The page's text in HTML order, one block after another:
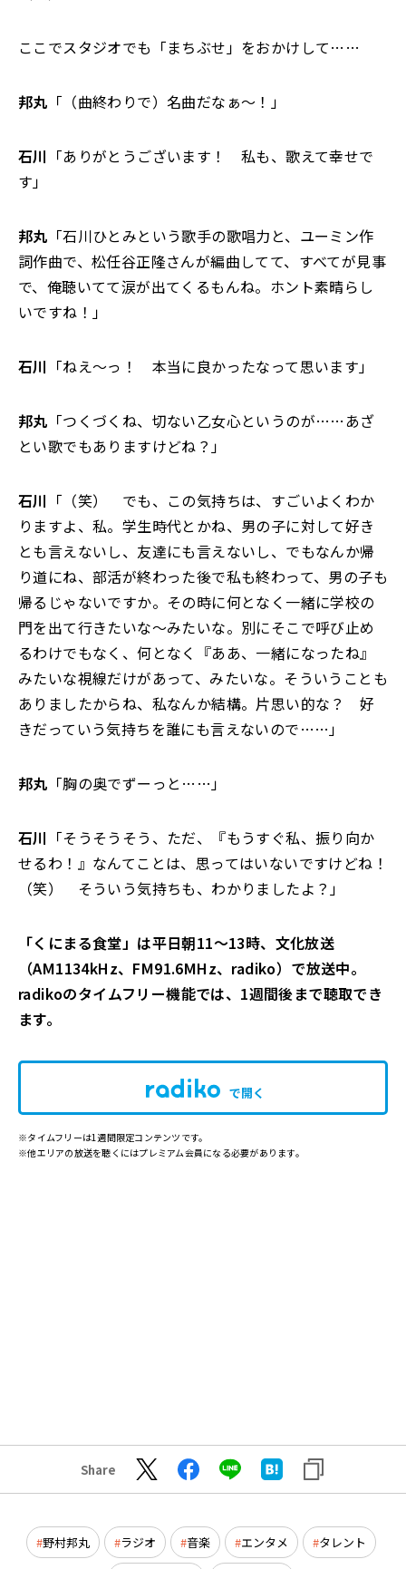
ここでスタジオでも「まちぶせ」をおかけして……
邦丸 「（曲終わりで）名曲だなぁ～！」
石川 「ありがとうございます！ 私も、歌えて幸せで
す」
邦丸 「石川ひとみという歌手の歌唱力と、ユーミン作
詞作曲で、松任谷正隆さんが編曲してて、すべてが見事
で、俺聴いてて涙が出てくるもんね。ホント素晴らし
いですね！」
石川 「ねえ～っ！ 本当に良かったなって思います」
邦丸 「つくづくね、切ない乙女心というのが……あざ
とい歌でもありますけどね？」
石川 「（笑） でも、この気持ちは、すごいよくわか
りますよ、私。学生時代とかね、男の子に対して好き
とも言えないし、友達にも言えないし、でもなんか帰
り道にね、部活が終わった後で私も終わって、男の子も
帰るじゃないですか。その時に何となく一緒に学校の
門を出て行きたいな～みたいな。別にそこで呼び止め
るわけでもなく、何となく『ああ、一緒になったね』
みたいな視線だけがあって、みたいな。そういうことも
ありましたからね、私なんか結構。片思い的な？ 好
きだっていう気持ちを誰にも言えないので……」
邦丸 「胸の奥でずーっと……」
石川 「そうそうそう、ただ、『もうすぐ私、振り向か
せるわ！』なんてことは、思ってはいないですけどね！
（笑） そういう気持ちも、わかりましたよ？」
「くにまる食堂」は平日朝11～13時、文化放送
（AM1134kHz、FM91.6MHz、radiko）で放送中。
radikoのタイムフリー機能では、1週間後まで聴取でき
ます。
で開く
※タイムフリーは1週間限定コンテンツです。
※他エリアの放送を聴くにはプレミアム会員になる必要があります。
Share
野村邦丸 ラジオ 音楽 エンタメ タレント